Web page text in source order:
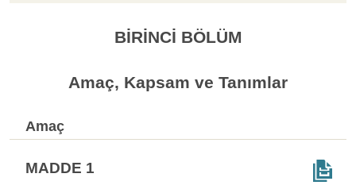
BİRİNCİ BÖLÜM
Amaç, Kapsam ve Tanımlar
Amaç
MADDE 1